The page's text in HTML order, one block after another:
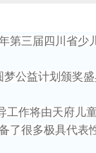
第三届四川省少
公益计划颁奖
作将由天府儿
了很多极具代表